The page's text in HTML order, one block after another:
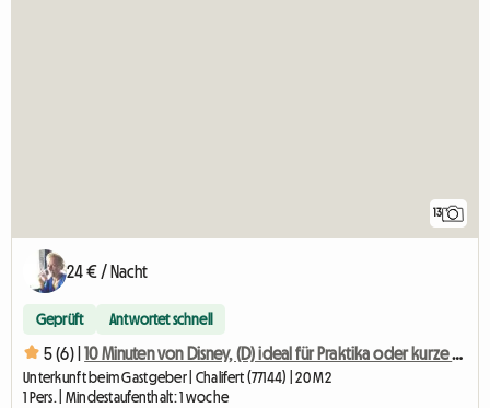
13
24 € / Nacht
Geprüft Antwortet schnell
5 (6) | 10 Minuten von Disney, (D) ideal für Praktika oder kurze Einsätze
Unterkunft beim Gastgeber | Chalifert (77144) | 20 M2
1 Pers. | Mindestaufenthalt: 1 woche